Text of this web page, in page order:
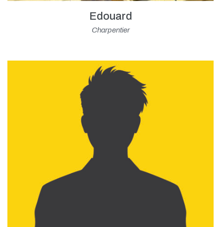
Edouard
Charpentier